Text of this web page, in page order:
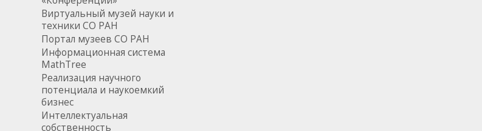
Виртуальный музей науки и
техники СО РАН
Портал музеев СО РАН
Информационная система
MathTree
Реализация научного
потенциала и наукоемкий
бизнес
Интеллектуальная
собственность